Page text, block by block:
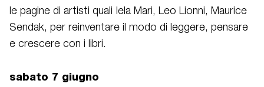
le pagine di artisti quali Iela Mari, Leo Lionni, Maurice
Sendak, per reinventare il modo di leggere, pensare
e crescere con i libri.
sabato 7 giugno